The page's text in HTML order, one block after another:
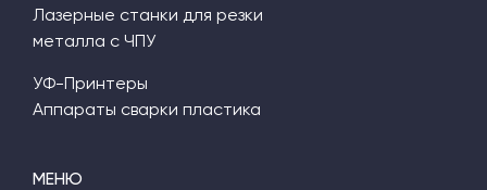
МЕНЮ
Лазерные станки для резки
металла с ЧПУ
УФ-Принтеры
Аппараты сварки пластика